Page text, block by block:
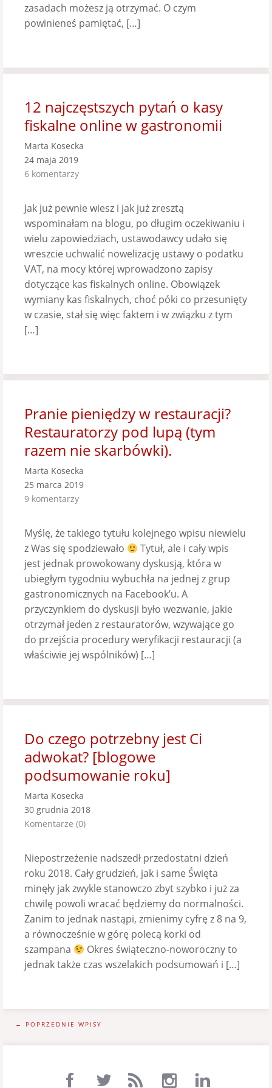
zasadach możesz ją otrzymać. O czym
powinieneś pamiętać, […]
12 najczęstszych pytań o kasy
fiskalne online w gastronomii
Marta Kosecka
24 maja 2019
6 komentarzy
Jak już pewnie wiesz i jak już zresztą
wspominałam na blogu, po długim oczekiwaniu i
wielu zapowiedziach, ustawodawcy udało się
wreszcie uchwalić nowelizację ustawy o podatku
VAT, na mocy której wprowadzono zapisy
dotyczące kas fiskalnych online. Obowiązek
wymiany kas fiskalnych, choć póki co przesunięty
w czasie, stał się więc faktem i w związku z tym
[…]
Pranie pieniędzy w restauracji?
Restauratorzy pod lupą (tym
razem nie skarbówki).
Marta Kosecka
25 marca 2019
9 komentarzy
Myślę, że takiego tytułu kolejnego wpisu niewielu
z Was się spodziewało
Tytuł, ale i cały wpis
jest jednak prowokowany dyskusją, która w
ubiegłym tygodniu wybuchła na jednej z grup
gastronomicznych na Facebook’u. A
przyczynkiem do dyskusji było wezwanie, jakie
otrzymał jeden z restauratorów, wzywające go
do przejścia procedury weryfikacji restauracji (a
właściwie jej wspólników) […]
Do czego potrzebny jest Ci
adwokat? [blogowe
podsumowanie roku]
Marta Kosecka
30 grudnia 2018
Komentarze (0)
Niepostrzeżenie nadszedł przedostatni dzień
roku 2018. Cały grudzień, jak i same Święta
minęły jak zwykle stanowczo zbyt szybko i już za
chwilę powoli wracać będziemy do normalności.
Zanim to jednak nastąpi, zmienimy cyfrę z 8 na 9,
a równocześnie w górę polecą korki od
szampana
Okres świąteczno-noworoczny to
jednak także czas wszelakich podsumowań i […]
← POPRZEDNIE WPISY